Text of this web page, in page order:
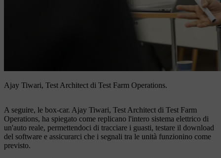
Ajay Tiwari, Test Architect di Test Farm Operations.
A seguire, le box-car. Ajay Tiwari, Test Architect di Test Farm
Operations, ha spiegato come replicano l'intero sistema elettrico di
un'auto reale, permettendoci di tracciare i guasti, testare il download
del software e assicurarci che i segnali tra le unità funzionino come
previsto.